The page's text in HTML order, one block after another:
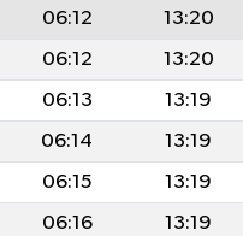
06:12
13:20
06:12
13:20
06:13
13:19
06:14
13:19
06:15
13:19
06:16
13:19